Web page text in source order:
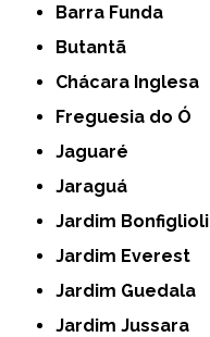
Barra Funda
Butantã
Chácara Inglesa
Freguesia do Ó
Jaguaré
Jaraguá
Jardim Bonfiglioli
Jardim Everest
Jardim Guedala
Jardim Jussara